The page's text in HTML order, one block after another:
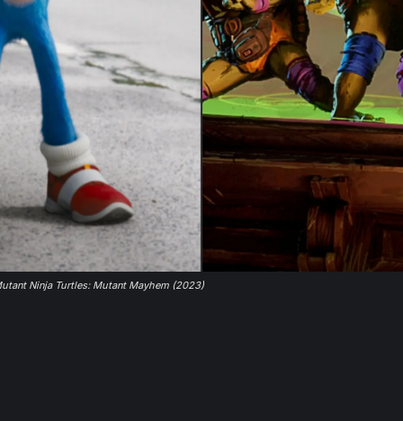
Ninja Turtles: Mutant Mayhem (2023)